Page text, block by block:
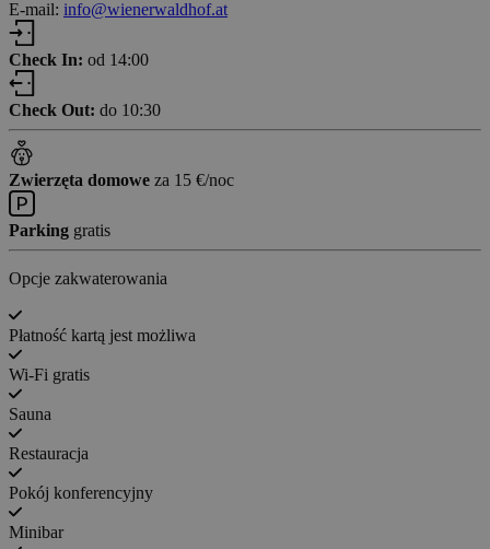
E-mail: info@wienerwaldhof.at
Check In: od 14:00
Check Out: do 10:30
Zwierzęta domowe za 15 €/noc
Parking gratis
Opcje zakwaterowania
Płatność kartą jest możliwa
Wi-Fi gratis
Sauna
Restauracja
Pokój konferencyjny
Minibar